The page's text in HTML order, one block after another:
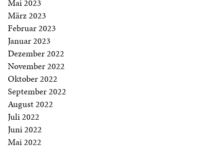
Mai 2023
März 2023
Februar 2023
Januar 2023
Dezember 2022
November 2022
Oktober 2022
September 2022
August 2022
Juli 2022
Juni 2022
Mai 2022